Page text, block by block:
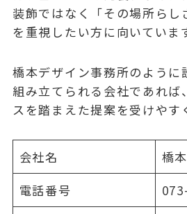
装飾ではなく「その場所らし
を重視したい方に向いていま
橋本デザイン事務所のように
組み立てられる会社であれば
スを踏まえた提案を受けやす
会社名
橋
電話番号